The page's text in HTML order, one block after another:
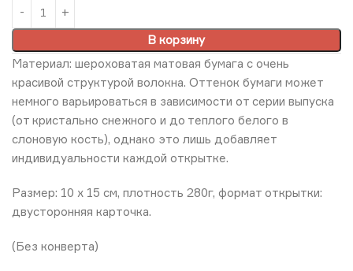
В корзину
Материал: шероховатая матовая бумага с очень
красивой структурой волокна. Оттенок бумаги может
немного варьироваться в зависимости от серии выпуска
(от кристально снежного и до теплого белого в
слоновую кость), однако это лишь добавляет
индивидуальности каждой открытке.
Размер: 10 х 15 см, плотность 280г, формат открытки:
двусторонняя карточка.
(Без конверта)